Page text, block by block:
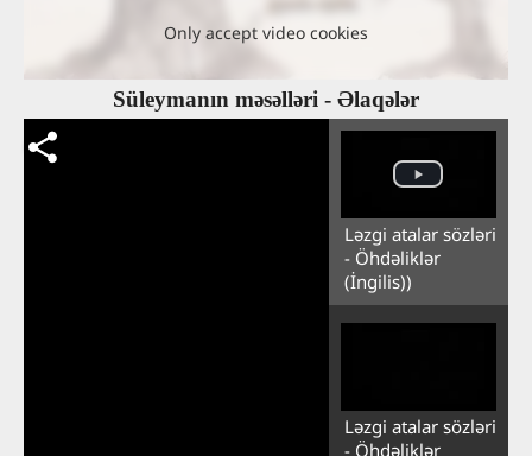
Only accept video cookies
Süleymanın məsəlləri - Əlaqələr
Ləzgi atalar sözləri
- Öhdəliklər
(İngilis))
Ləzgi atalar sözləri
- Öhdəliklər